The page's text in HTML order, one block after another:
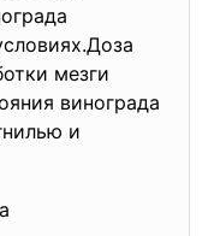
мезги
винограда
и